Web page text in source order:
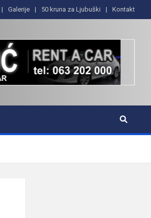
Galerije 50 kruna za Ljubuški Kontakt